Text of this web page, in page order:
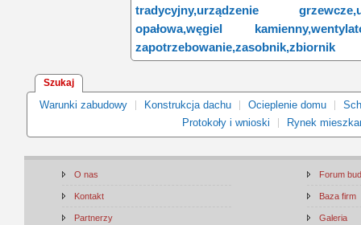
tradycyjny,urządzenie grzewcze,
opałowa,węgiel kamienny,
zapotrzebowanie,zasobnik,zbiornik
Szukaj
Warunki zabudowy Konstrukcja dachu Ocieplenie domu
Protokoły i wnioski
Rynek
O nas
Kontakt
Partnerzy
Forum
Baza firm
Galeria